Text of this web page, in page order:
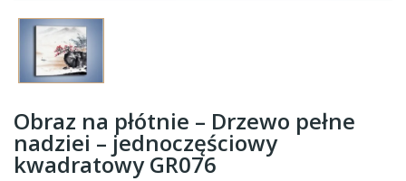
Obraz na płótnie – Drzewo pełne
nadziei – jednoczęściowy
kwadratowy GR076